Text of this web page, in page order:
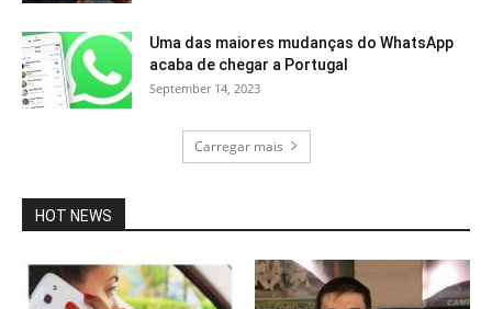
Uma das maiores mudanças do WhatsApp
acaba de chegar a Portugal
September 14, 2023
Carregar mais
HOT NEWS